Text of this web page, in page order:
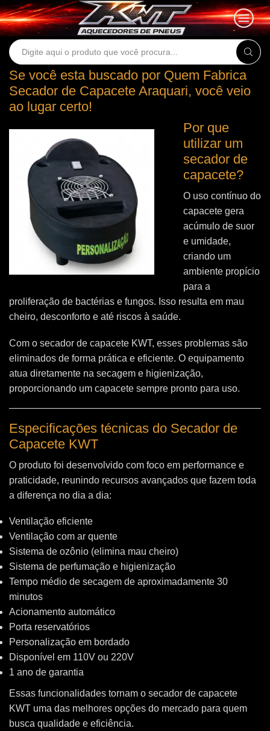
Search
Se você esta buscado por Quem Fabrica
Secador de Capacete Araquari, você veio
ao lugar certo!
Por que
utilizar um
secador de
capacete?
O uso contínuo do
capacete gera
acúmulo de suor
e umidade,
criando um
ambiente propício
para a
proliferação de bactérias e fungos. Isso resulta em mau
cheiro, desconforto e até riscos à saúde.
Com o secador de capacete KWT, esses problemas são
eliminados de forma prática e eficiente. O equipamento
atua diretamente na secagem e higienização,
proporcionando um capacete sempre pronto para uso.
Especificações técnicas do Secador de
Capacete KWT
O produto foi desenvolvido com foco em performance e
praticidade, reunindo recursos avançados que fazem toda
a diferença no dia a dia:
Ventilação eficiente
Ventilação com ar quente
Sistema de ozônio (elimina mau cheiro)
Sistema de perfumação e higienização
Tempo médio de secagem de aproximadamente 30
minutos
Acionamento automático
Porta reservatórios
Personalização em bordado
Disponível em 110V ou 220V
1 ano de garantia
Essas funcionalidades tornam o secador de capacete
KWT uma das melhores opções do mercado para quem
busca qualidade e eficiência.